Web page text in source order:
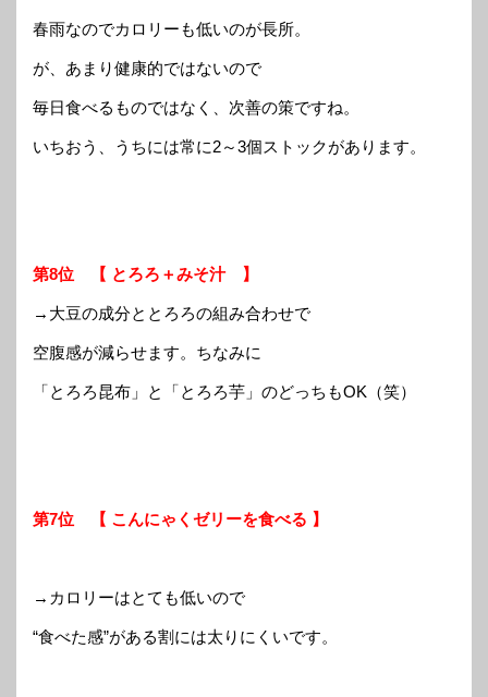
春雨なのでカロリーも低いのが長所。
が、あまり健康的ではないので
毎日食べるものではなく、次善の策ですね。
いちおう、うちには常に2～3個ストックがあります。
第8位 【 とろろ＋みそ汁 】
→大豆の成分ととろろの組み合わせで
空腹感が減らせます。ちなみに
「とろろ昆布」と「とろろ芋」のどっちもOK（笑）
第7位 【 こんにゃくゼリーを食べる 】
→カロリーはとても低いので
“食べた感”がある割には太りにくいです。